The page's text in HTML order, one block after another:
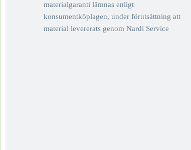
materialgaranti lämnas enligt
konsumentköplagen, under förutsättning att
material levererats genom Nardi Service